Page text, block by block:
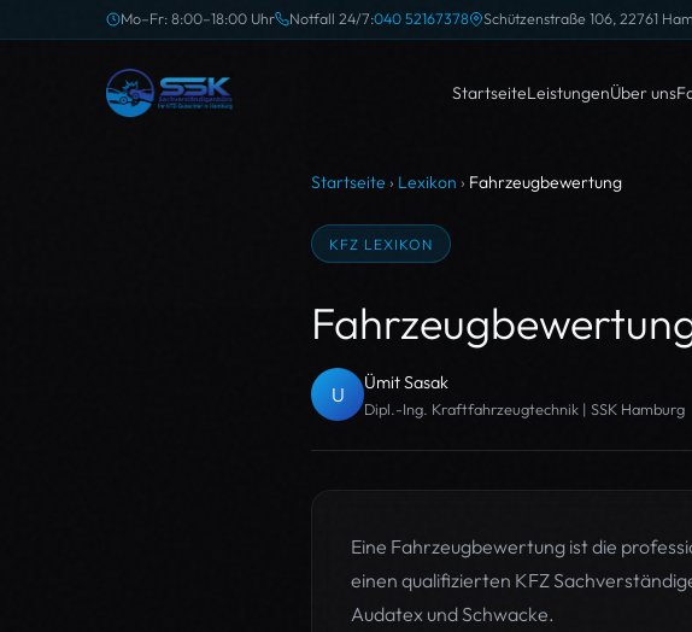
Mo–Fr: 8:00–18:00 Uhr Notfall 24/7:040 52167378 Schützenstraße 106, 22761
StartseiteLeistungenÜber uns
Startseite › Lexikon › Fahrzeugbewertung
KFZ LEXIKON
U Ümit Sasak
Dipl.-Ing. Kraftfahrzeugtechnik | SSK Hamburg
Eine Fahrzeugbewertung ist die
einen qualifizierten KFZ
Audatex und Schwacke.